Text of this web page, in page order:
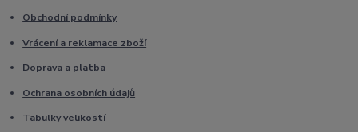
Obchodní podmínky
Vrácení a reklamace zboží
Doprava a platba
Ochrana osobních údajů
Tabulky velikostí